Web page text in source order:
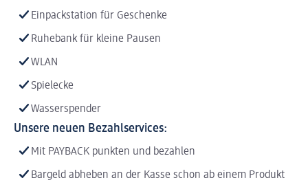
Einpackstation für Geschenke
Ruhebank für kleine Pausen
WLAN
Spielecke
Wasserspender
Unsere neuen Bezahlservices:
Mit PAYBACK punkten und bezahlen
Bargeld abheben an der Kasse schon ab einem Produkt